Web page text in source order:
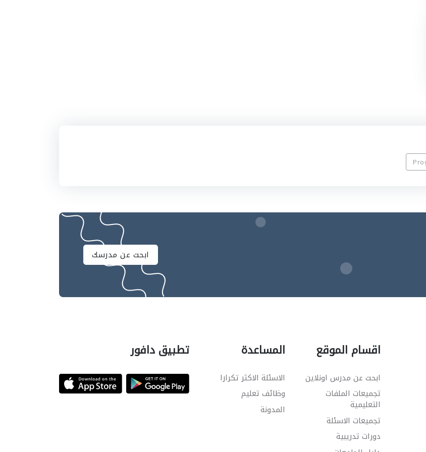
ابحث عن مدرسك
اقسام الموقع
ابحث عن مدرس اونلاين
تجميعات الملفات
التعليمية
تجميعات الاسئلة
دورات تدريبية
المساعدة
الاسئلة الاكثر تكرارا
وظائف تعليم
المدونة
تطبيق دافور